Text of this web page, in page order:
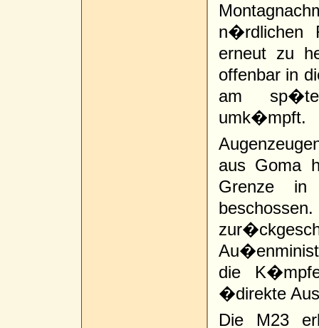
n�rdlichen
erneut zu
offenbar in
am
umk�mpft.
aus Goma
Grenze in
die
�direkte
Die M23